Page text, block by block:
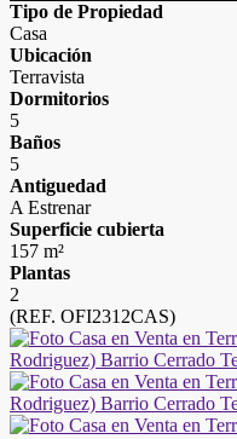
Tipo de Propiedad
Casa
Ubicación
Terravista
Dormitorios
5
Baños
5
Antiguedad
A Estrenar
Superficie cubierta
157 m²
Plantas
2
(REF. OFI2312CAS)